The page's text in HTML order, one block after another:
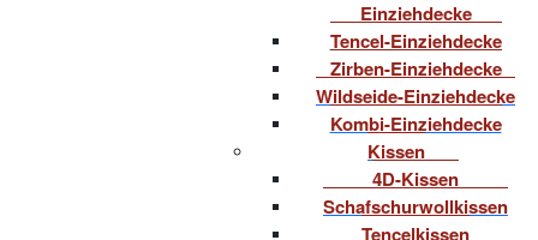
Einziehdecke
Tencel-Einziehdecke
Zirben-Einziehdecke
Wildseide-Einziehdecke
Kombi-Einziehdecke
Kissen
4D-Kissen
Schafschurwollkissen
Tencelkissen